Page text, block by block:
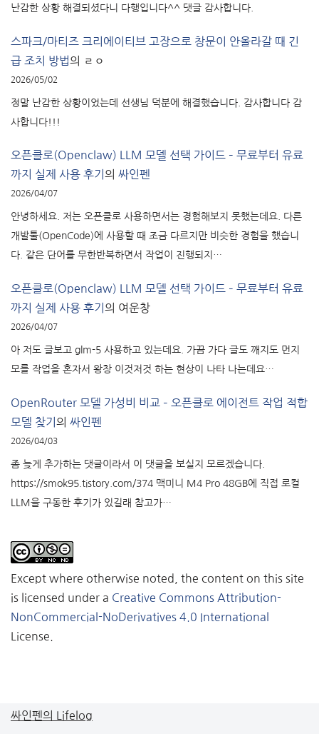
난감한 상황 해결되셨다니 다행입니다^^ 댓글 감사합니다.
스파크/마티즈 크리에이티브 고장으로 창문이 안올라갈 때 긴
급 조치 방법의 ㄹㅇ
2026/05/02
정말 난감한 상황이었는데 선생님 덕분에 해결했습니다. 감사합니다 감
사합니다!!!
오픈클로(Openclaw) LLM 모델 선택 가이드 – 무료부터 유료
까지 실제 사용 후기 의 싸인펜
2026/04/07
안녕하세요. 저는 오픈클로 사용하면서는 경험해보지 못했는데요. 다른
개발툴(OpenCode)에 사용할 때 조금 다르지만 비슷한 경험을 했습니
다. 같은 단어를 무한반복하면서 작업이 진행되지…
오픈클로(Openclaw) LLM 모델 선택 가이드 – 무료부터 유료
까지 실제 사용 후기 의 여운창
2026/04/07
아 저도 글보고 glm-5 사용하고 있는데요. 가끔 가다 글도 깨지도 먼지
모를 작업을 혼자서 왕창 이것저것 하는 현상이 나타 나는데요…
OpenRouter 모델 가성비 비교 – 오픈클로 에이전트 작업 적합
모델 찾기 의 싸인펜
2026/04/03
좀 늦게 추가하는 댓글이라서 이 댓글을 보실지 모르겠습니다.
https://smok95.tistory.com/374 맥미니 M4 Pro 48GB에 직접 로컬
LLM을 구동한 후기가 있길래 참고가…
Except where otherwise noted, the content on this site
is licensed under a Creative Commons Attribution-
NonCommercial-NoDerivatives 4.0 International
License.
싸인펜의 Lifelog